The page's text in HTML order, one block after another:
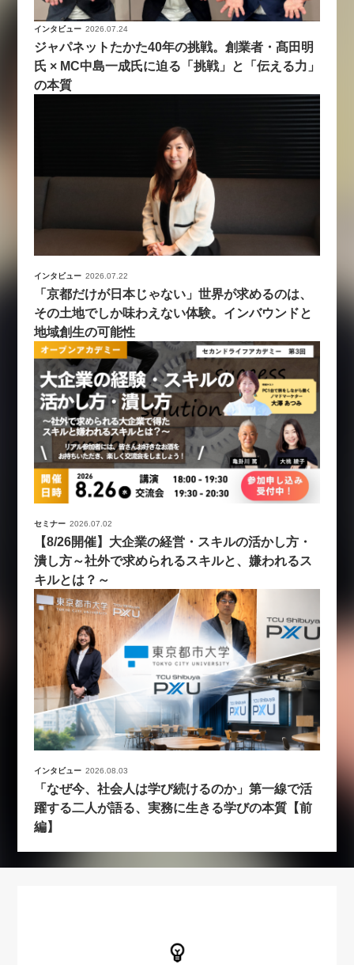
インタビュー 2026.07.24
ジャパネットたかた40年の挑戦。創業者・髙田明
氏 × MC中島一成氏に迫る「挑戦」と「伝える力」
の本質
インタビュー 2026.07.22
「京都だけが日本じゃない」世界が求めるのは、
その土地でしか味わえない体験。インバウンドと
地域創生の可能性
セミナー 2026.07.02
【8/26開催】大企業の経営・スキルの活かし方・
潰し方～社外で求められるスキルと、嫌われるス
キルとは？～
インタビュー 2026.08.03
「なぜ今、社会人は学び続けるのか」第一線で活
躍する二人が語る、実務に生きる学びの本質【前
編】